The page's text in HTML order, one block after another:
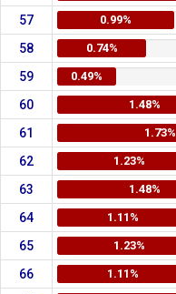
57
0.99%
58
0.74%
59
0.49%
60
1.48%
61
1.73%
62
1.23%
63
1.48%
64
1.11%
65
1.23%
66
1.11%